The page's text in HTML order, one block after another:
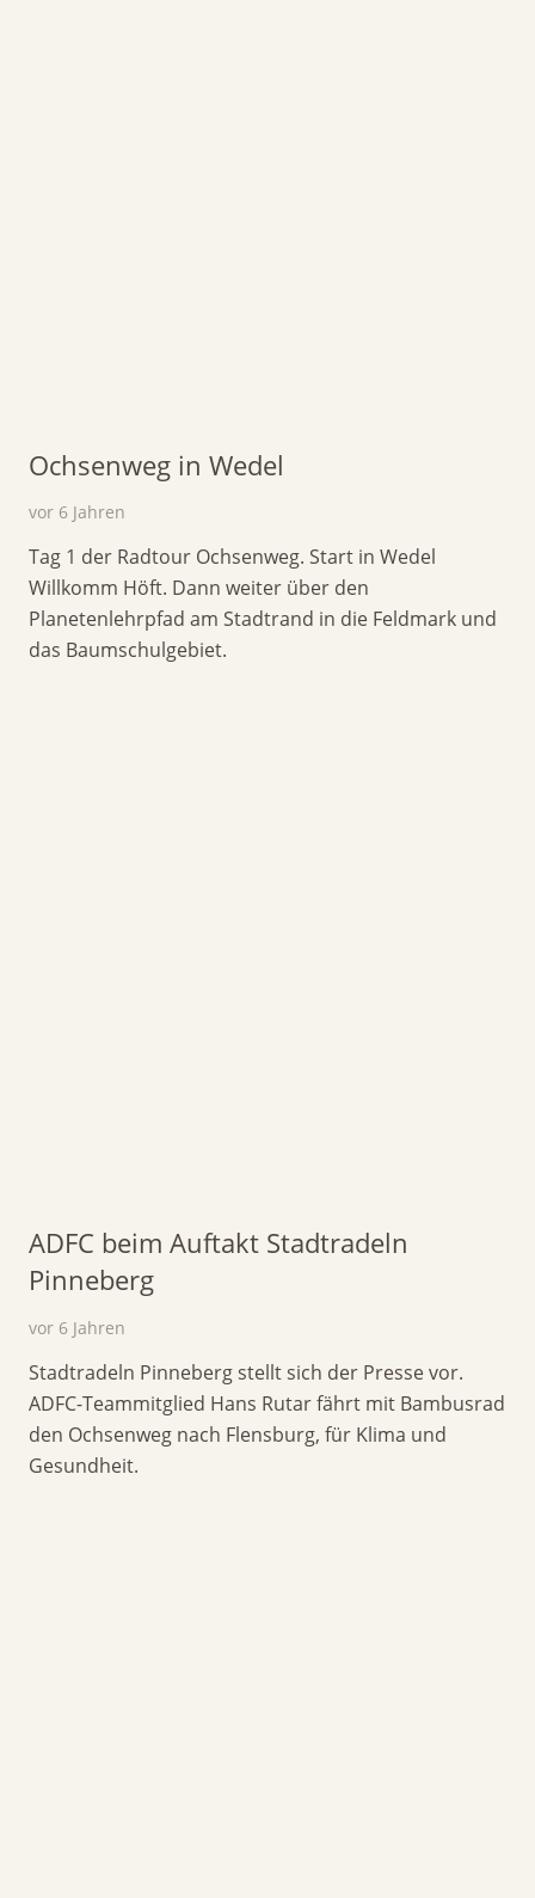
Ochsenweg in Wedel
vor 6 Jahren
Tag 1 der Radtour Ochsenweg. Start in Wedel
Willkomm Höft. Dann weiter über den
Planetenlehrpfad am Stadtrand in die Feldmark und
das Baumschulgebiet.
ADFC beim Auftakt Stadtradeln
Pinneberg
vor 6 Jahren
Stadtradeln Pinneberg stellt sich der Presse vor.
ADFC-Teammitglied Hans Rutar fährt mit Bambusrad
den Ochsenweg nach Flensburg, für Klima und
Gesundheit.